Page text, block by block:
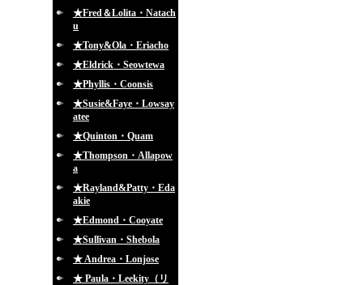
★Fred＆Lolita・Natach
u
★Tony&Ola・Eriacho
★Eldrick・Seowtewa
★Phyllis・Coonsis
★Susie&Faye・Lowsay
atee
★Quinton・Quam
★Thompson・Allapow
a
★Rayland&Patty・Eda
akie
★Edmond・Cooyate
★Sullivan・Shebola
★ Andrea・Lonjose
★ Paula・Leekity（リ